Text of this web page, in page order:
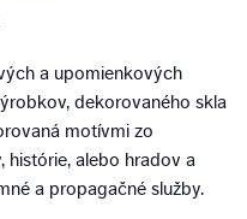
a upomienkových
dekorovaného skla
motívmi zo
histórie, alebo hradov a
a propagačné služby.